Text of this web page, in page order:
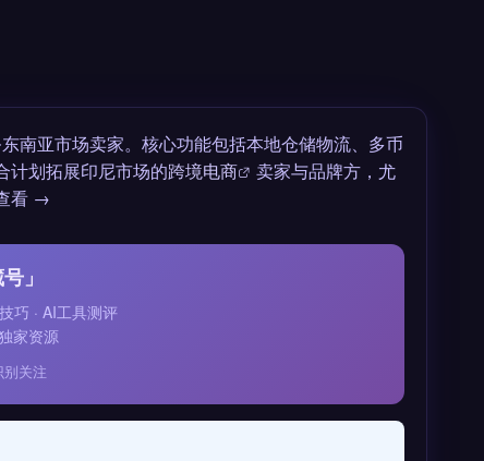
南亚市场卖家。核心功能包括本地仓储物流、多币
计划拓展印尼市场的跨境电商
卖家与品牌方，尤
看 →
」
巧 · AI工具测评
家资源
关注